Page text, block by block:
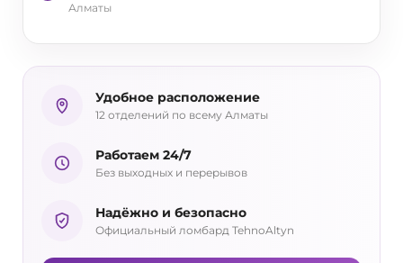
Алматы
Удобное расположение
12 отделений по всему Алматы
Работаем 24/7
Без выходных и перерывов
Надёжно и безопасно
Официальный ломбард TehnoAltyn